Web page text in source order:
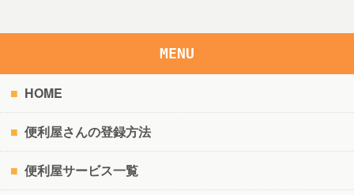
MENU
HOME
便利屋さんの登録方法
便利屋サービス一覧